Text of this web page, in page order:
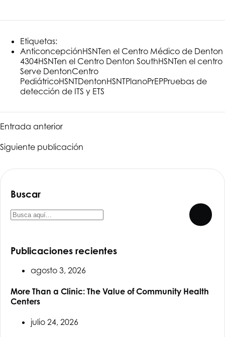
Etiquetas:
AnticoncepciónHSNTen el Centro Médico de Denton
4304HSNTen el Centro Denton SouthHSNTen el centro
Serve DentonCentro
PediátricoHSNTDentonHSNTPlanoPrEPPruebas de
detección de ITS y ETS
Entrada anterior
Siguiente publicación
Buscar
Publicaciones recientes
agosto 3, 2026
More Than a Clinic: The Value of Community Health
Centers
julio 24, 2026